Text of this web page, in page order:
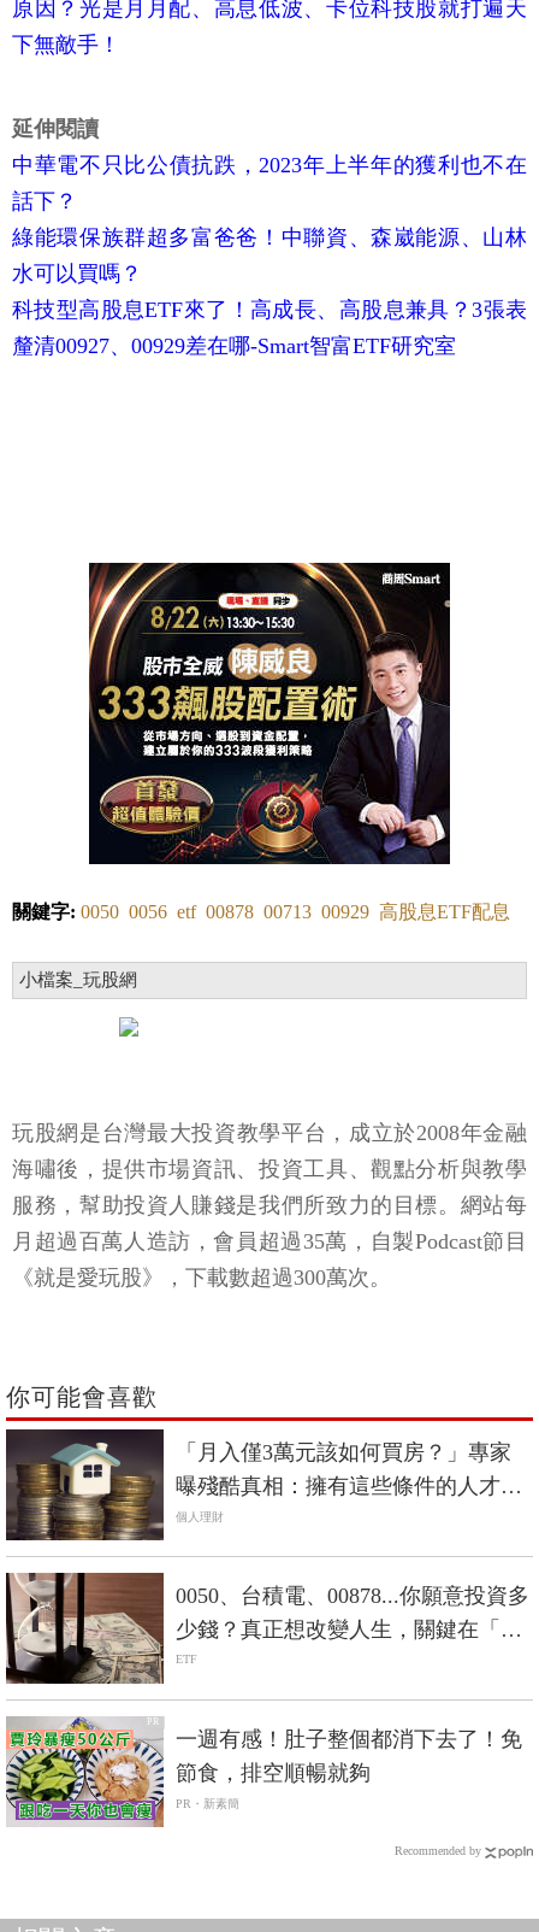
原因？光是月月配、高息低波、卡位科技股就打遍天
下無敵手！
延伸閱讀
中華電不只比公債抗跌，2023年上半年的獲利也不在
話下？
綠能環保族群超多富爸爸！中聯資、森崴能源、山林
水可以買嗎？
科技型高股息ETF來了！高成長、高股息兼具？3張表
釐清00927、00929差在哪-Smart智富ETF研究室
關鍵字: 0050 0056 etf 00878 00713 00929 高股息ETF配息
小檔案_玩股網
玩股網是台灣最大投資教學平台，成立於2008年金融
海嘯後，提供市場資訊、投資工具、觀點分析與教學
服務，幫助投資人賺錢是我們所致力的目標。網站每
月超過百萬人造訪，會員超過35萬，自製Podcast節目
《就是愛玩股》，下載數超過300萬次。
你可能會喜歡
「月入僅3萬元該如何買房？」專家
曝殘酷真相：擁有這些條件的人才買
得起房
個人理財
0050、台積電、00878...你願意投資多
少錢？真正想改變人生，關鍵在「數
大」
ETF
PR
一週有感！肚子整個都消下去了！免
節食，排空順暢就夠
PR・新素簡
Recommended by